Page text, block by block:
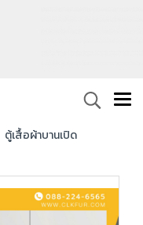
ตู้เสื้อผ้าบานเปิด